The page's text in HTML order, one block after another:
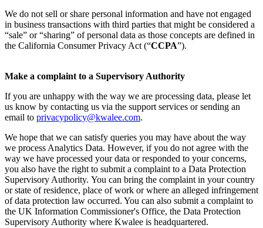
We do not sell or share personal information and have not engaged
in business transactions with third parties that might be considered a
“sale” or “sharing” of personal data as those concepts are defined in
the California Consumer Privacy Act (“CCPA”).
Make a complaint to a Supervisory Authority
If you are unhappy with the way we are processing data, please let
us know by contacting us via the support services or sending an
email to privacypolicy@kwalee.com.
We hope that we can satisfy queries you may have about the way
we process Analytics Data. However, if you do not agree with the
way we have processed your data or responded to your concerns,
you also have the right to submit a complaint to a Data Protection
Supervisory Authority. You can bring the complaint in your country
or state of residence, place of work or where an alleged infringement
of data protection law occurred. You can also submit a complaint to
the UK Information Commissioner's Office, the Data Protection
Supervisory Authority where Kwalee is headquartered.